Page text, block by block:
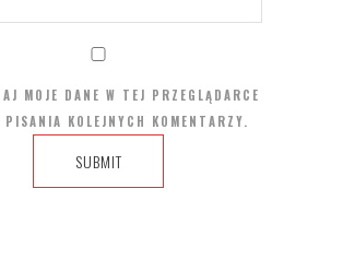
MOJE DANE W TEJ PRZEGLĄDARCE
PISANIA KOLEJNYCH KOMENTARZY.